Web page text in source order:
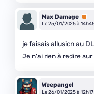
Max Damage
Le 25/01/2025 à 14h45
je faisais allusion au
Je n'ai rien à redire sur
Weepangel
Le 26/01/2025 à 12h17